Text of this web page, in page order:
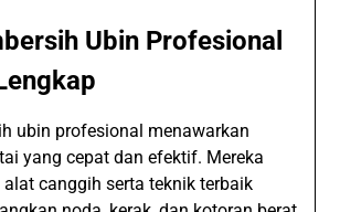
Ubin Profesional
ubin profesional menawarkan
yang cepat dan efektif. Mereka
canggih serta teknik terbaik